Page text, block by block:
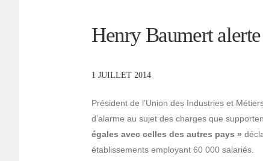
Henry Baumert alerte
1 JUILLET 2014
Président de l’Union des Industries et
d’alarme au sujet des charges que
égales avec celles des autres pays »
établissements employant 60 000 salariés.